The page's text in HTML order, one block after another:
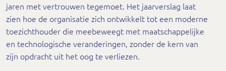
jaren met vertrouwen tegemoet. Het jaarverslag laat
zien hoe de organisatie zich ontwikkelt tot een moderne
toezichthouder die meebeweegt met maatschappelijke
en technologische veranderingen, zonder de kern van
zijn opdracht uit het oog te verliezen.